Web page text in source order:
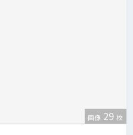
画像 29 枚